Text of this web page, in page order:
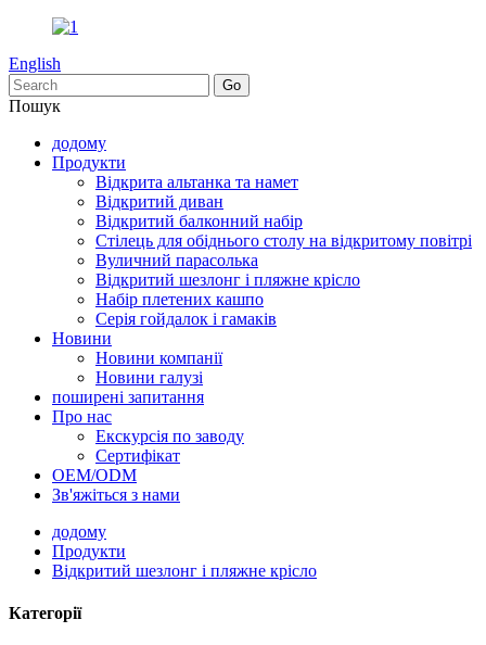
English
Пошук
додому
Продукти
Відкрита альтанка та намет
Відкритий диван
Відкритий балконний набір
Стілець для обіднього столу на відкритому повітрі
Вуличний парасолька
Відкритий шезлонг і пляжне крісло
Набір плетених кашпо
Серія гойдалок і гамаків
Новини
Новини компанії
Новини галузі
поширені запитання
Про нас
Екскурсія по заводу
Сертифікат
OEM/ODM
Зв'яжіться з нами
додому
Продукти
Відкритий шезлонг і пляжне крісло
Категорії